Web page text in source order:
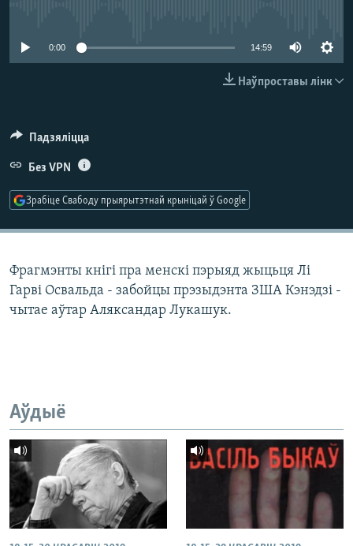
0:00 14:59
Наўпроставы лінк
Падзяліцца
Без VPN
Зрабіце Свабоду прыярытэтнай крыніцай ў Google
Фрагмэнты кнігі пра менскі пэрыяд жыцьця Лі
Гарві Освальда - забойцы прэзыдэнта ЗША Кэнэдзі -
чытае аўтар Аляксандар Лукашук.
Аўдыё